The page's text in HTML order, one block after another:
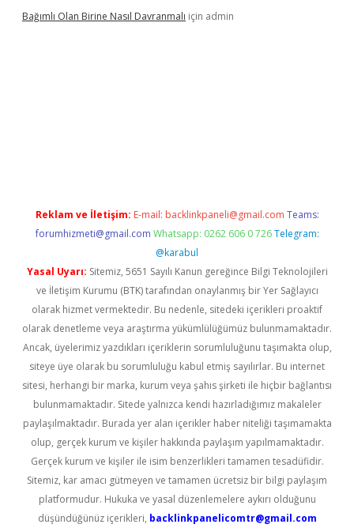
Bağımlı Olan Birine Nasıl Davranmalı için admin
Reklam ve İletişim: E-mail: backlinkpaneli@gmail.com Teams:
forumhizmeti@gmail.com Whatsapp: 0262 606 0 726 Telegram:
@karabul
Yasal Uyarı: Sitemiz, 5651 Sayılı Kanun gereğince Bilgi Teknolojileri
ve İletişim Kurumu (BTK) tarafından onaylanmış bir Yer Sağlayıcı
olarak hizmet vermektedir. Bu nedenle, sitedeki içerikleri proaktif
olarak denetleme veya araştırma yükümlülüğümüz bulunmamaktadır.
Ancak, üyelerimiz yazdıkları içeriklerin sorumluluğunu taşımakta olup,
siteye üye olarak bu sorumluluğu kabul etmiş sayılırlar. Bu internet
sitesi, herhangi bir marka, kurum veya şahıs şirketi ile hiçbir bağlantısı
bulunmamaktadır. Sitede yalnızca kendi hazırladığımız makaleler
paylaşılmaktadır. Burada yer alan içerikler haber niteliği taşımamakta
olup, gerçek kurum ve kişiler hakkında paylaşım yapılmamaktadır.
Gerçek kurum ve kişiler ile isim benzerlikleri tamamen tesadüfidir.
Sitemiz, kar amacı gütmeyen ve tamamen ücretsiz bir bilgi paylaşım
platformudur. Hukuka ve yasal düzenlemelere aykırı olduğunu
düşündüğünüz içerikleri, backlinkpanelicomtr@gmail.com